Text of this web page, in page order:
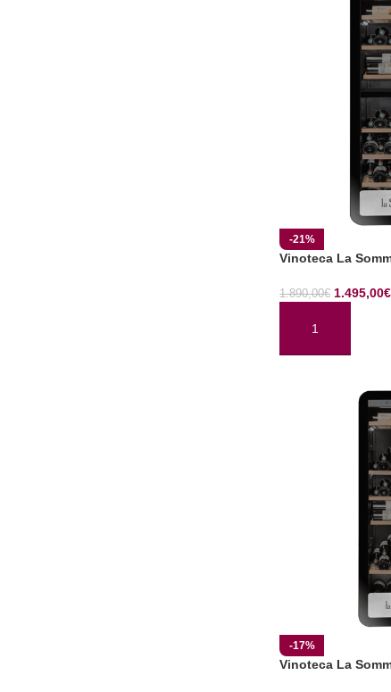
-21%
Vinoteca La
1.890,00€ 1.495,00€
AÑADIR AL
-17%
Vinoteca La